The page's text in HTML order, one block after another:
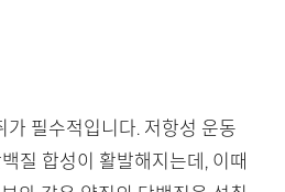
가 필수적입니다. 저항성 운동
질 합성이 활발해지는데, 이때